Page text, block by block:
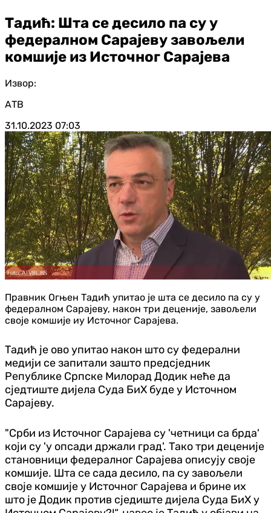
Тадић: Шта се десило па су у
федералном Сарајеву завољели
комшије из Источног Сарајева
Извор:
АТВ
31.10.2023 07:03
Правник Огњен Тадић упитао је шта се десило па су у
федералном Сарајеву, након три деценије, завољели
своје комшије иу Источног Сарајева.
Тадић је ово упитао након што су федерални
медији се запитали зашто предсједник
Републике Српске Милорад Додик неће да
сједтиште дијела Суда БиХ буде у Источном
Сарајеву.
"Срби из Источног Сарајева су 'четници са брда'
који су 'у опсади држали град'. Тако три деценије
становници федералног Сарајева описују своје
комшије. Шта се сада десило, па су завољели
своје комшије у Источног Сарајева и брине их
што је Додик против сједиште дијела Суда БиХ у